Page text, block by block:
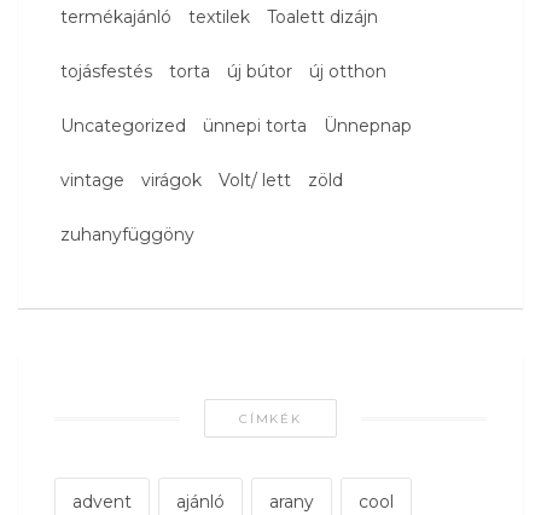
termékajánló textilek Toalett dizájn
tojásfestés torta új bútor új otthon
Uncategorized ünnepi torta Ünnepnap
vintage virágok Volt/ lett zöld
zuhanyfüggöny
CÍMKÉK
advent ajánló arany cool